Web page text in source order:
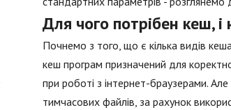
Для чого потрібен кеш, і
Почнемо з того, що є кілька видів
кеш програм призначений для
при роботі з інтернет-браузерами.
тимчасових файлів, за рахунок